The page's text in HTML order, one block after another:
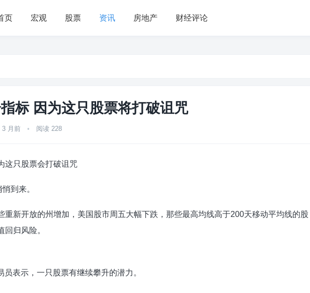
页 宏观 股票 资讯 房地产 财经评论
标 因为这只股票将打破诅咒
3 月前 • 阅读 228
这只股票会打破诅咒
到来。
重新开放的州增加，美国股市周五大幅下跌，那些最高均线高于200天移动平均线的股
回归风险。
员表示，一只股票有继续攀升的潜力。